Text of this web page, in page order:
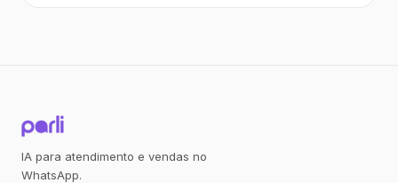
IA para atendimento e vendas no
WhatsApp.